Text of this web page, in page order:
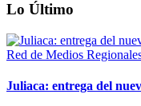
Lo Último
Red de Medios
Juliaca: entrega del